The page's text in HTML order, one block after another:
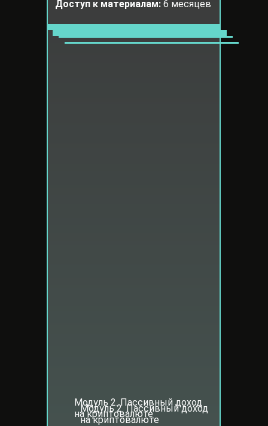
Доступ к материалам: 6 месяцев
Модуль 2. Пассивный доход
на криптовалюте
Модуль 2. Пассивный доход
на криптовалюте